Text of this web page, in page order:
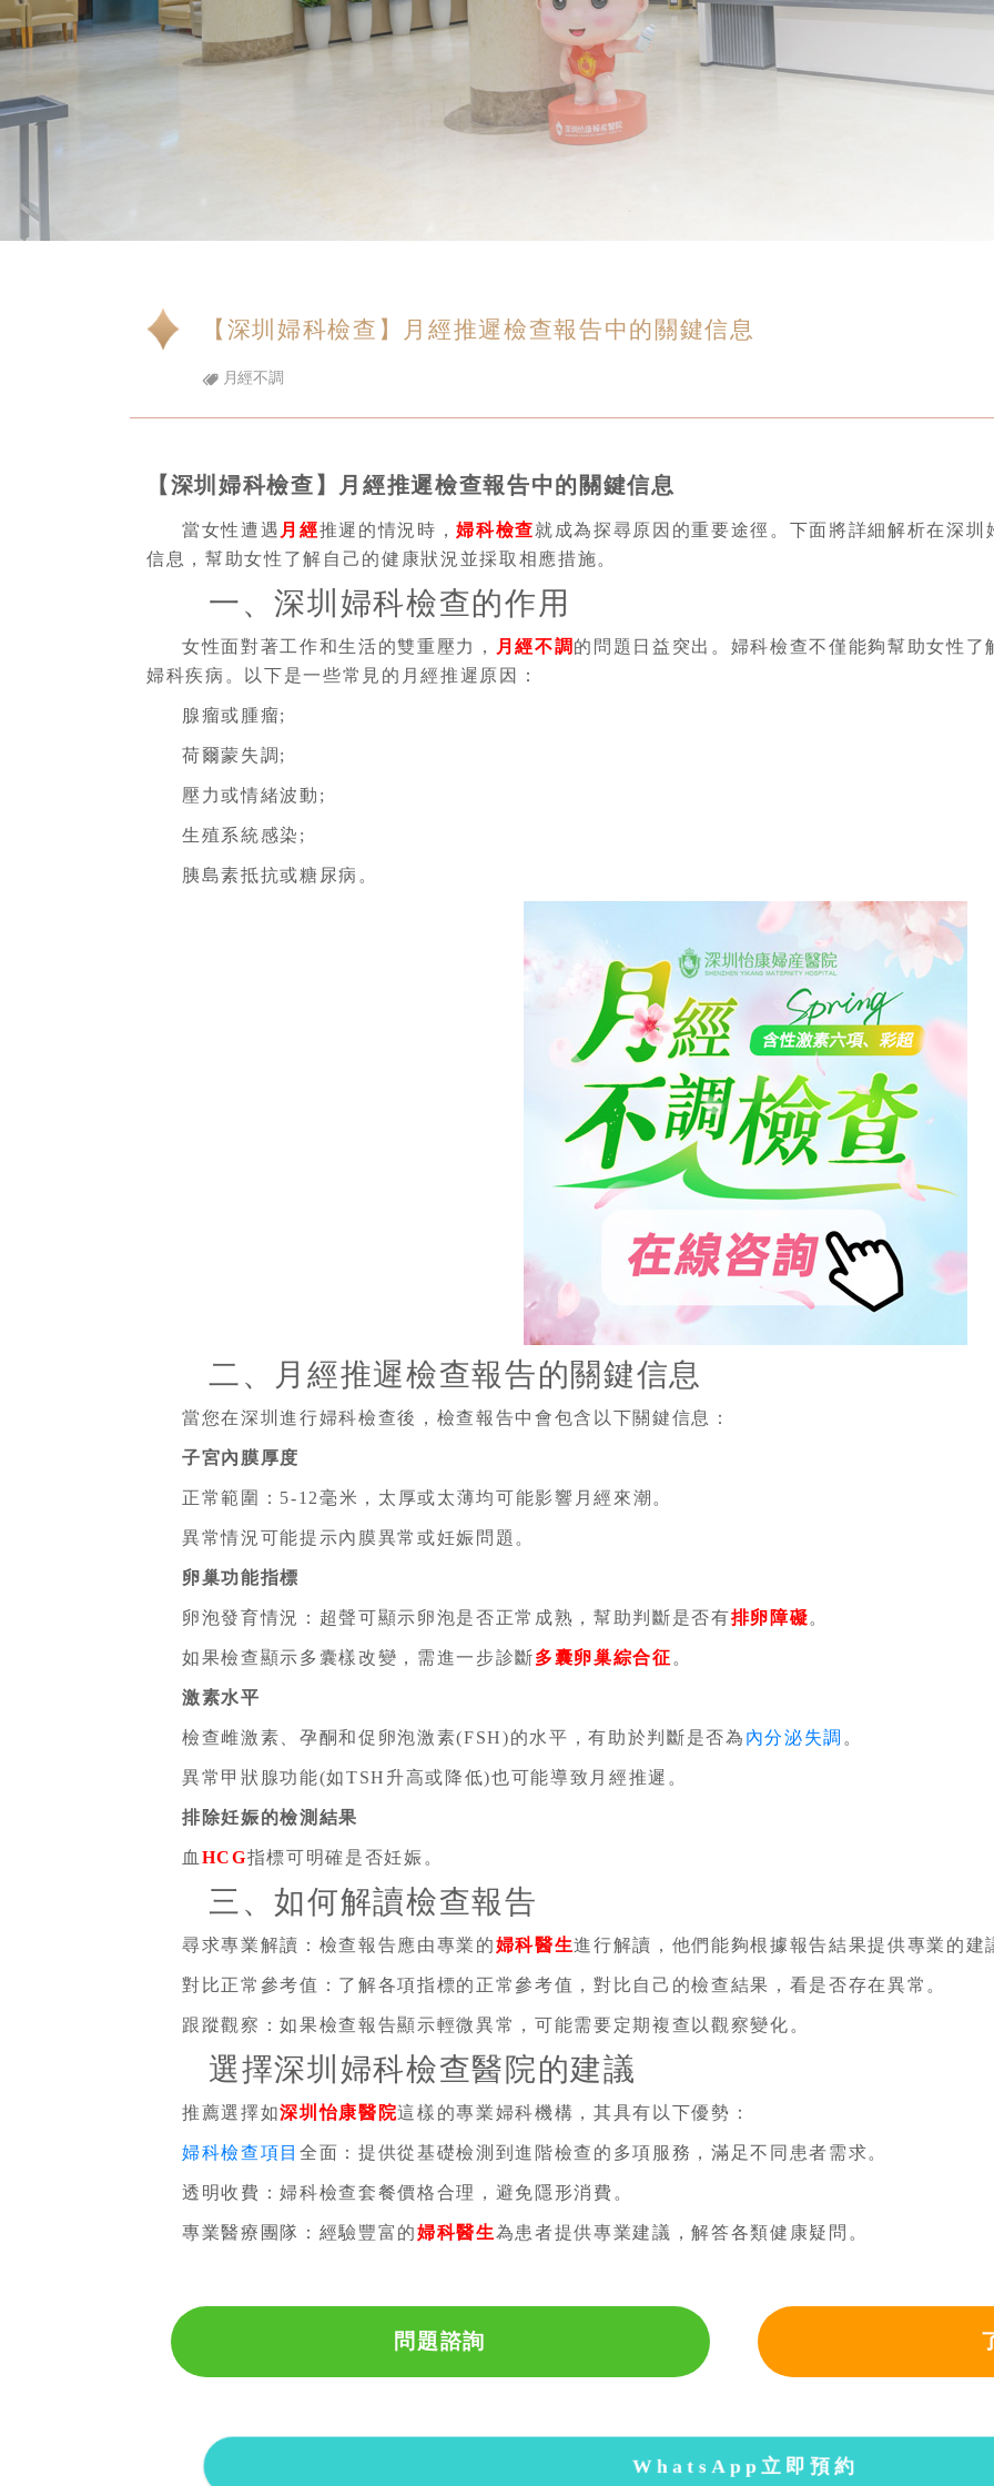
【深圳婦科檢查】月經推遲檢查報告中的關鍵信息
月經不調
【深圳婦科檢查】月經推遲檢查報告中的關鍵信息
當女性遭遇 月經推遲的情況時，婦科檢查就成為探尋原因的重要途徑。下面將詳細解析在深
信息，幫助女性了解自己的健康狀況並採取相應措施。
一、深圳婦科檢查的作用
女性面對著工作和生活的雙重壓力， 月經不調 的問題日益突出。婦科檢查不僅能夠幫助女性
婦科疾病。以下是一些常見的月經推遲原因：
腺瘤或腫瘤;
荷爾蒙失調;
壓力或情緒波動;
生殖系統感染;
胰島素抵抗或糖尿病。
二、月經推遲檢查報告的關鍵信息
當您在深圳進行婦科檢查後，檢查報告中會包含以下關鍵信息：
子宮內膜厚度
正常範圍：5-12毫米，太厚或太薄均可能影響月經來潮。
異常情況可能提示內膜異常或妊娠問題。
卵巢功能指標
卵泡發育情況：超聲可顯示卵泡是否正常成熟，幫助判斷是否有排卵障礙。
如果檢查顯示多囊樣改變，需進一步診斷多囊卵巢綜合征 。
激素水平
檢查雌激素、孕酮和促卵泡激素(FSH)的水平，有助於判斷是否為 內分泌失調 。
異常甲狀腺功能(如TSH升高或降低)也可能導致月經推遲。
排除妊娠的檢測結果
血 HCG指標可明確是否妊娠。
三、如何解讀檢查報告
尋求專業解讀：檢查報告應由專業的婦科醫生進行解讀，他們能夠根據報告結果提供專業的建
對比正常參考值：了解各項指標的正常參考值，對比自己的檢查結果，看是否存在異常。
跟蹤觀察：如果檢查報告顯示輕微異常，可能需要定期複查以觀察變化。
選擇深圳婦科檢查醫院的建議
推薦選擇如深圳怡康醫院這樣的專業婦科機構，其具有以下優勢：
婦科檢查項目全面：提供從基礎檢測到進階檢查的多項服務，滿足不同患者需求。
透明收費：婦科檢查套餐價格合理，避免隱形消費。
專業醫療團隊：經驗豐富的婦科醫生為患者提供專業建議，解答各類健康疑問。
問題諮詢
WhatsApp立即預約